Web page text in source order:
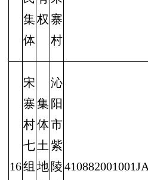
集
体
权 寨
村
16
宋
寨
村
七
组
集
体
土
地
沁
阳
市
紫
陵